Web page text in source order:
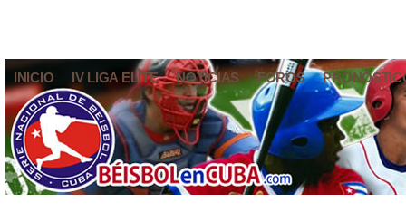
INICIO IV LIGA ELITE NOTICIAS FOROS